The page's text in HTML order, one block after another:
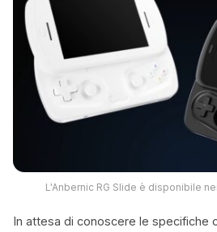
L'Anbernic RG Slide è disponibile
In attesa di conoscere le specifiche